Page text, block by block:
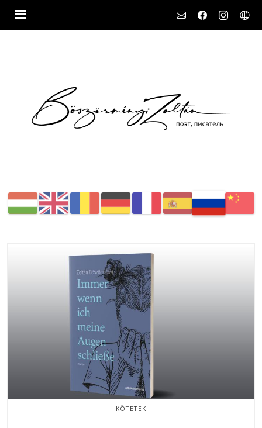
KÖTETEK